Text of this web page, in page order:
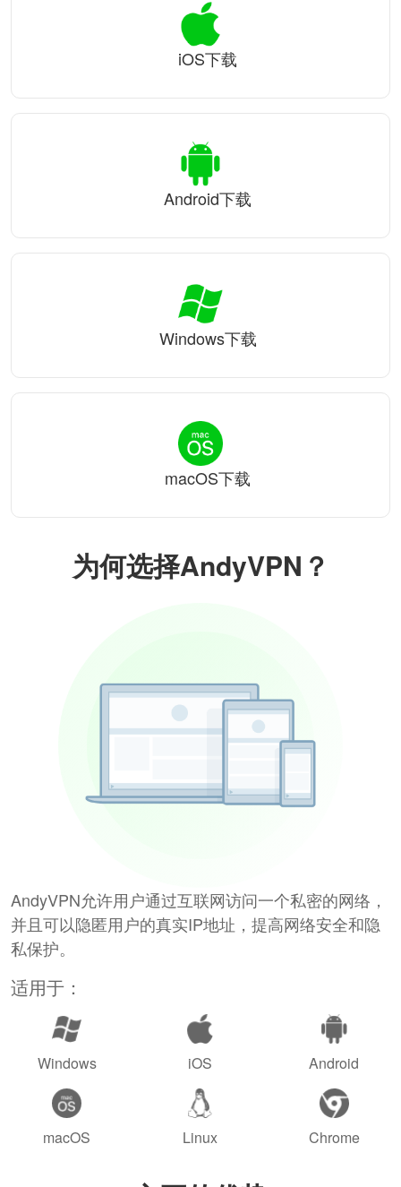
为何选择AndyVPN？
AndyVPN允许用户通过互联网访问一个私密的网络，
并且可以隐匿用户的真实IP地址，提高网络安全和隐
私保护。
适用于：
Windows iOS Android
macOS Linux Chrome
iOS下载
Android下载
Windows下载
macOS下载